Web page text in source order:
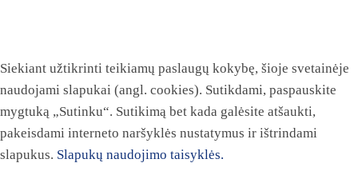
Siekiant užtikrinti teikiamų paslaugų kokybę, šioje svetainėje
naudojami slapukai (angl. cookies). Sutikdami, paspauskite
mygtuką „Sutinku“. Sutikimą bet kada galėsite atšaukti,
pakeisdami interneto naršyklės nustatymus ir ištrindami
slapukus. Slapukų naudojimo taisyklės.